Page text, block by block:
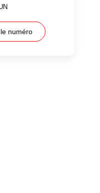
numéro